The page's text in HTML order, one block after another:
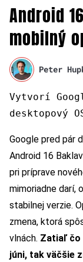
Android
mobilný
Peter
Vytvorí
desktopový
Google pred pár
Android 16
pri príprave
mimoriadne darí,
stabilnej verzie.
zmena, ktorá
vlnách. Zatiaľ čo
júni, tak väčšie